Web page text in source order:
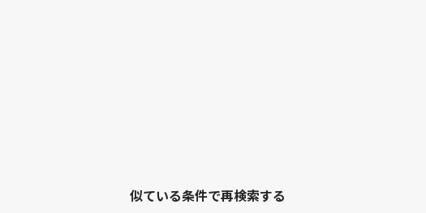
似ている条件で再検索する